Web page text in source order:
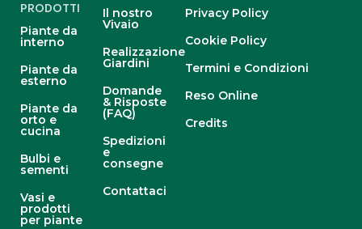
PRODOTTI
Piante da
interno
Piante da
esterno
Piante da
orto e
cucina
Bulbi e
sementi
Vasi e
prodotti
per piante
Il nostro
Vivaio
Realizzazione
Giardini
Domande
& Risposte
(FAQ)
Spedizioni
e
consegne
Contattaci
Privacy Policy
Cookie Policy
Termini e Condizioni
Reso Online
Credits